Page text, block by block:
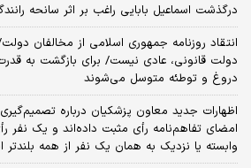
درگذشت اسماعیل بابایی راغب بر اثر سانحه
انتقاد روزنامه جمهوری اسلامی از مخالفان
دولت قانونی، عادی نیست/ برای بازگشت به
دروغ و توطئه متوسل می‌شوند
امضای تفاهم‌نامه رأی مثبت داده‌اند و یک
وابسته یا نزدیک به همان یک نفر از همه